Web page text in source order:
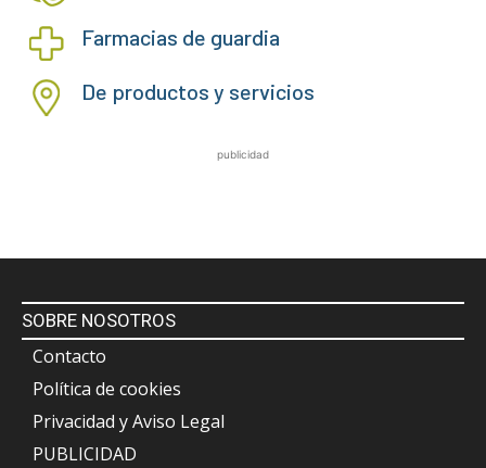
Farmacias de guardia
De productos y servicios
publicidad
SOBRE NOSOTROS
Contacto
Política de cookies
Privacidad y Aviso Legal
PUBLICIDAD